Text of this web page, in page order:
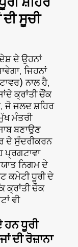
ਸੂਚੀ
ਦੇ ਉਹਨਾਂ
ਜਿਹਨਾਂ
ਨਾਲ ਹੈ,
ਕ੍ਰਾਂਤੀ ਚੌਂਕ
ਜੋ ਜਲਦ ਸ਼ਹਿਰ
ਮੰਤਰੀ
ਬਣਾਉਣ
ਦੇ ਸੁੰਦਰੀਕਰਨ
ਪ੍ਰਗਟਾਵਾ
ਨਿਗਮ ਦੇ
ਕਮੇਟੀ ਧੂਰੀ ਦੇ
ਕ੍ਰਾਂਤੀ ਚੌਕ
ਵੀ
ਹਨ ਧੂਰੀ
ਦੀ ਰੋਜ਼ਾਨਾ